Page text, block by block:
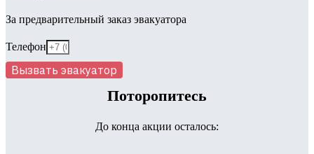
За предварительный заказ эвакуатора
Телефон
Вызвать эвакуатор
Поторопитесь
До конца акции осталось: